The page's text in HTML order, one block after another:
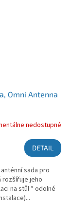
Omni Antenna
nedostupné
DETAIL
sada pro
rozšířuje jeho
na stůl * odolné